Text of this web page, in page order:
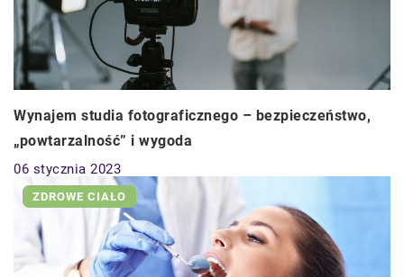
Wynajem studia fotograficznego – bezpieczeństwo,
„powtarzalność” i wygoda
06 stycznia 2023
ZDROWE CIAŁO